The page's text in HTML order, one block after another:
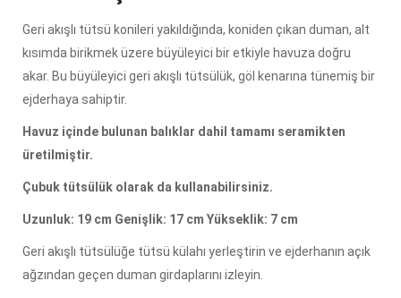
Geri akışlı tütsü konileri yakıldığında, koniden çıkan duman, alt
kısımda birikmek üzere büyüleyici bir etkiyle havuza doğru
akar. Bu büyüleyici geri akışlı tütsülük, göl kenarına tünemiş bir
ejderhaya sahiptir.
Havuz içinde bulunan balıklar dahil tamamı seramikten
üretilmiştir.
Çubuk tütsülük olarak da kullanabilirsiniz.
Uzunluk: 19 cm Genişlik: 17 cm Yükseklik: 7 cm
Geri akışlı tütsülüğe tütsü külahı yerleştirin ve ejderhanın açık
ağzından geçen duman girdaplarını izleyin.